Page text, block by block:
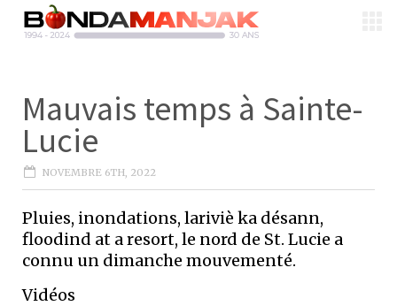
Mauvais temps à Sainte-
Lucie
NOVEMBRE 6TH, 2022
Pluies, inondations, lariviè ka désann,
floodind at a resort, le nord de St. Lucie a
connu un dimanche mouvementé.
Vidéos